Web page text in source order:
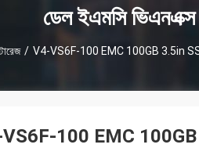
ডেল ইএমসি
/ V4-VS6F-100 EMC 100GB 3.5in
100 EMC 100GB